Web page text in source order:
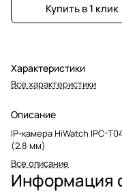
Купить в 1 клик
Характеристики
Все характеристики
Описание
IP-камера HiWatch IPC-
(2.8 мм)
Все описание
Информация